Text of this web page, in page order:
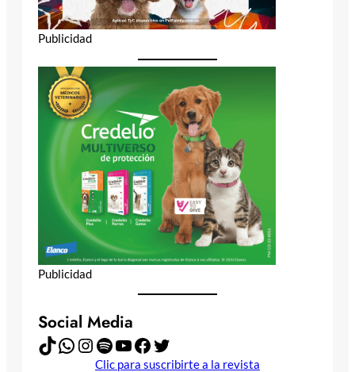
Publicidad
Publicidad
Social Media
TikTok WhatsApp Instagram Spotify YouTube Facebook Twitter
Clic para suscribirte a la revista